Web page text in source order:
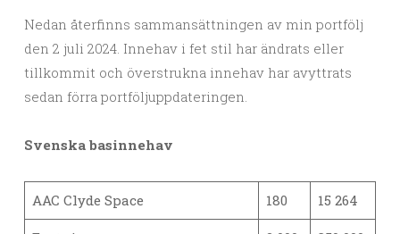
Nedan återfinns sammansättningen av min portfölj
den 2 juli 2024. Innehav i fet stil har ändrats eller
tillkommit och överstrukna innehav har avyttrats
sedan förra portföljuppdateringen.
Svenska basinnehav
AAC Clyde Space 180 15 264